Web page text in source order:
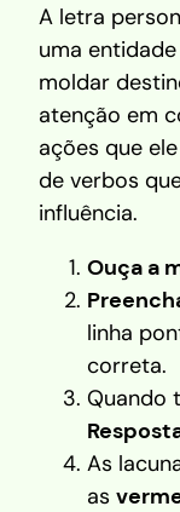
A letra
uma
moldar
atenção em
ações que
de verbos
influência.
Ouça a
linha
correta.
Quando
As
as